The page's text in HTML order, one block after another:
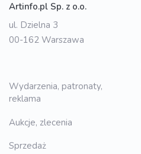
Artinfo.pl Sp. z o.o.
ul. Dzielna 3
00-162 Warszawa
Wydarzenia, patronaty,
reklama
Aukcje, zlecenia
Sprzedaż